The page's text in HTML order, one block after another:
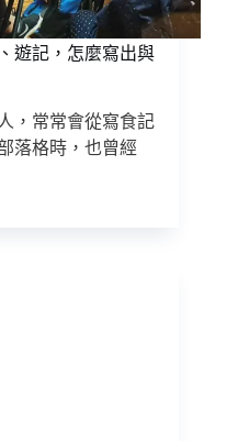
遊記，怎麼寫出與
，常常會從寫食記
落格時，也曾經